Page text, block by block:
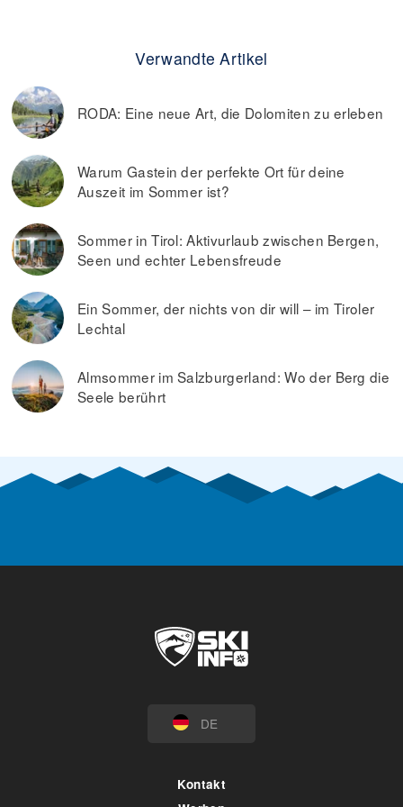
Verwandte Artikel
RODA: Eine neue Art, die Dolomiten zu erleben
Warum Gastein der perfekte Ort für deine
Auszeit im Sommer ist?
Sommer in Tirol: Aktivurlaub zwischen Bergen,
Seen und echter Lebensfreude
Ein Sommer, der nichts von dir will – im Tiroler
Lechtal
Almsommer im Salzburgerland: Wo der Berg die
Seele berührt
DE
Kontakt